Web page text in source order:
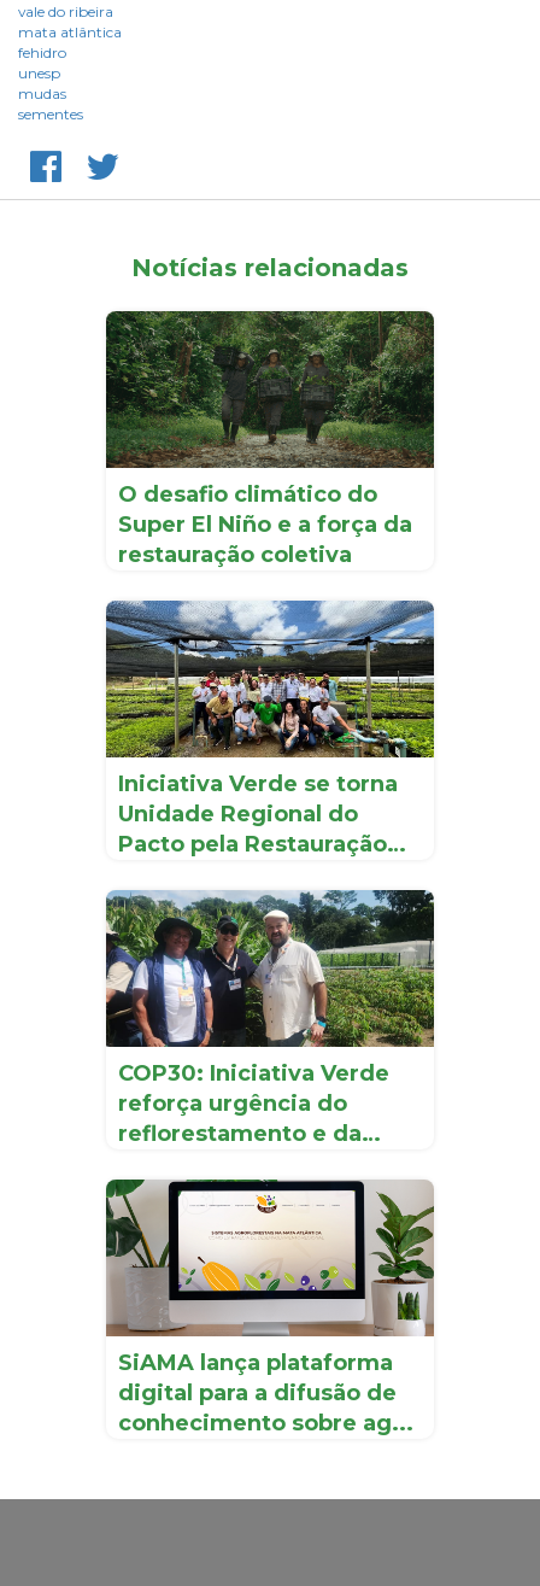
vale do ribeira
mata atlântica
fehidro
unesp
mudas
sementes
Notícias relacionadas
O desafio climático do
Super El Niño e a força da
restauração coletiva
Iniciativa Verde se torna
Unidade Regional do
Pacto pela Restauração
COP30: Iniciativa Verde
reforça urgência do
reflorestamento e da
SiAMA lança plataforma
digital para a difusão de
conhecimento sobre ag...